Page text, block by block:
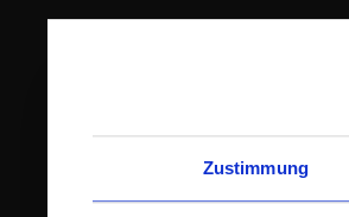
Zustimmung